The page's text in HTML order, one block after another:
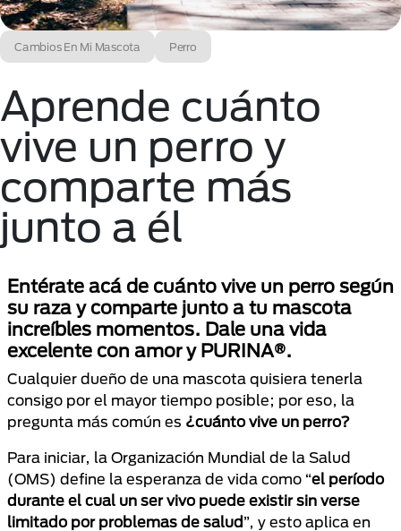
Cambios En Mi Mascota Perro
Aprende cuánto
vive un perro y
comparte más
junto a él
Entérate acá de cuánto vive un perro según
su raza y comparte junto a tu mascota
increíbles momentos. Dale una vida
excelente con amor y PURINA®.
Cualquier dueño de una mascota quisiera tenerla
consigo por el mayor tiempo posible; por eso, la
pregunta más común es ¿cuánto vive un perro?
Para iniciar, la Organización Mundial de la Salud
(OMS) define la esperanza de vida como “el período
durante el cual un ser vivo puede existir sin verse
limitado por problemas de salud”, y esto aplica en